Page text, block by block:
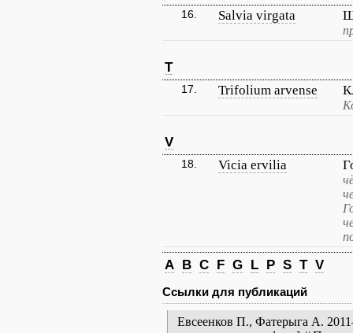
16. Salvia virgata
T
17. Trifolium arvense
V
18. Vicia ervilia
A B C F G L P S T V
Ссылки для публикаций
Евсеенков П., Фатерыга А.